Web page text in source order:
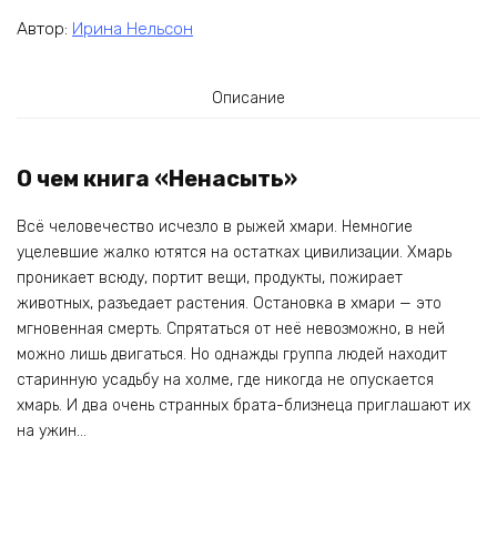
Автор: Ирина Нельсон
Описание
О чем книга «Ненасыть»
Всё человечество исчезло в рыжей хмари. Немногие
уцелевшие жалко ютятся на остатках цивилизации. Хмарь
проникает всюду, портит вещи, продукты, пожирает
животных, разъедает растения. Остановка в хмари — это
мгновенная смерть. Спрятаться от неё невозможно, в ней
можно лишь двигаться. Но однажды группа людей находит
старинную усадьбу на холме, где никогда не опускается
хмарь. И два очень странных брата-близнеца приглашают их
на ужин…